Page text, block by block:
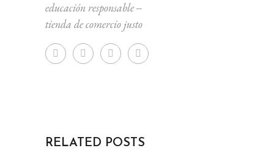
educación responsable‒
tienda de comercio justo
RELATED POSTS